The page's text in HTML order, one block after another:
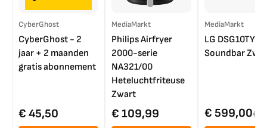
CyberGhost
CyberGhost - 2
jaar + 2 maanden
gratis abonnement
€ 45,50
MediaMarkt
Philips Airfryer
2000-serie
NA321/00
Heteluchtfriteuse
Zwart
€ 109,99
MediaMarkt
LG DSG10TY
Soundbar
€ 599,00€